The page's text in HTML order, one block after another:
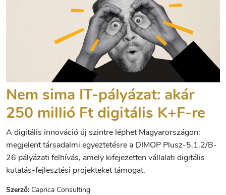
Nem sima IT-pályázat: akár
250 millió Ft digitális K+F-re
A digitális innováció új szintre léphet Magyarországon:
megjelent társadalmi egyeztetésre a DIMOP Plusz-5.1.2/B-
26 pályázati felhívás, amely kifejezetten vállalati digitális
kutatás-fejlesztési projekteket támogat.
Szerző: Caprica Consulting